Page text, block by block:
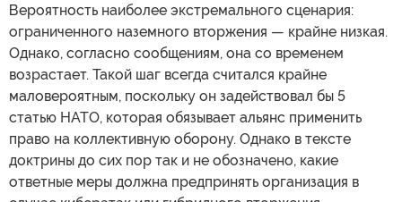
Вероятность наиболее экстремального сценария:
ограниченного наземного вторжения — крайне низкая.
Однако, согласно сообщениям, она со временем
возрастает. Такой шаг всегда считался крайне
маловероятным, поскольку он задействовал бы 5
статью НАТО, которая обязывает альянс применить
право на коллективную оборону. Однако в тексте
доктрины до сих пор так и не обозначено, какие
ответные меры должна предпринять организация в